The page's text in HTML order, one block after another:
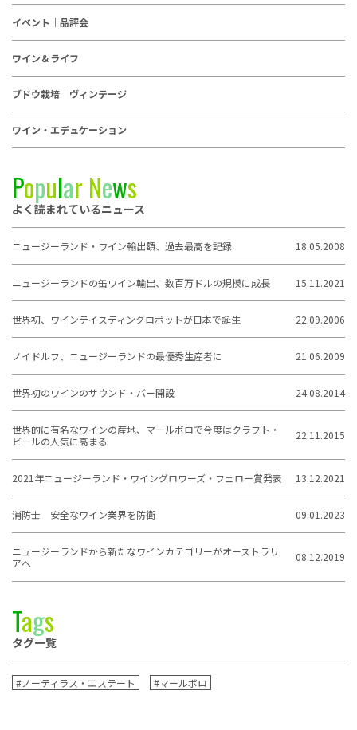
イベント｜品評会
ワイン＆ライフ
ブドウ栽培｜ヴィンテージ
ワイン・エデュケーション
Popular News
よく読まれているニュース
ニュージーランド・ワイン輸出額、過去最高を記録 18.05.2008
ニュージーランドの缶ワイン輸出、数百万ドルの規模に成長 15.11.2021
世界初、ワインテイスティングロボットが日本で誕生 22.09.2006
ノイドルフ、ニュージーランドの最優秀生産者に 21.06.2009
世界初のワインのサウンド・バー開設 24.08.2014
世界的に有名なワインの産地、マールボロで今度はクラフト・
ビールの人気に高まる
22.11.2015
2021年ニュージーランド・ワイングロワーズ・フェロー賞発表 13.12.2021
消防士 安全なワイン業界を防衛 09.01.2023
ニュージーランドから新たなワインカテゴリーがオーストラリ
アへ
08.12.2019
Tags
タグ一覧
#ノーティラス・エステート #マールボロ